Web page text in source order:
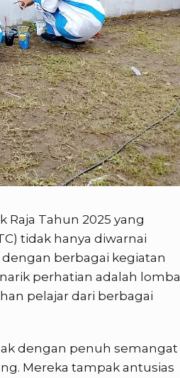
Raja Tahun 2025 yang
tidak hanya diwarnai
berbagai kegiatan
perhatian adalah lomba
pelajar dari berbagai
dengan penuh semangat
Mereka tampak antusias